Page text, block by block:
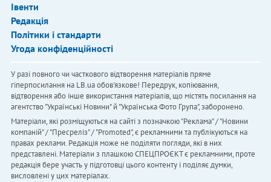
Івенти
Редакція
Політики і стандарти
Угода конфіденційності
У разі повного чи часткового відтворення матеріалів пряме
гіперпосилання на LB.ua обов'язкове! Передрук, копіювання,
відтворення або інше використання матеріалів, що містять посилання на
агентство "Українськi Новини" й "Українська Фото Група", заборонено.
Матеріали, які розміщуються на сайті з позначкою "Реклама" / "Новини
компаній" / "Пресреліз" / "Promoted", є рекламними та публікуються на
правах реклами. Редакція може не поділяти погляди, які в них
представлені. Матеріали з плашкою СПЕЦПРОЄКТ є рекламними, проте
редакція бере участь у підготовці цього контенту і поділяє думки,
висловлені у цих матеріалах.